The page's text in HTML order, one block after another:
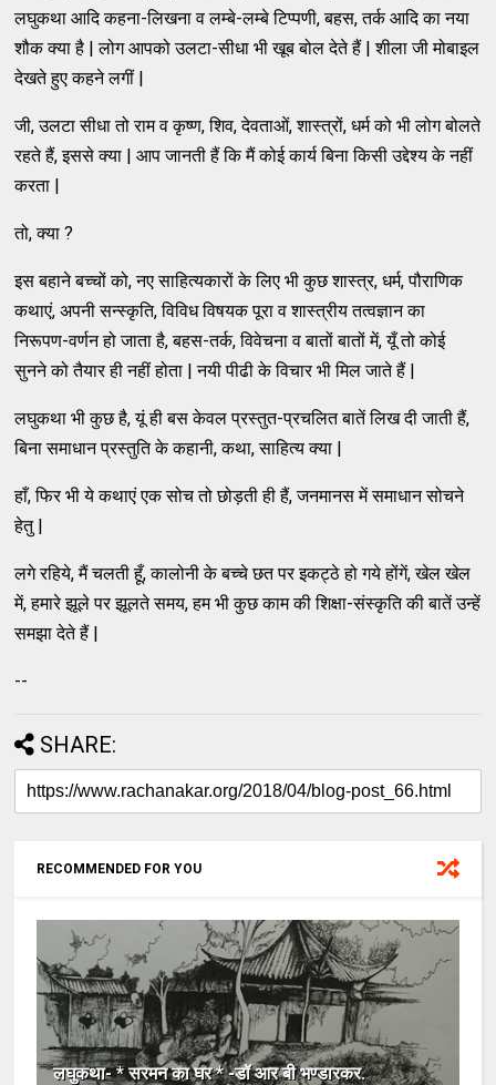
लघुकथा आदि कहना-लिखना व लम्बे-लम्बे टिप्पणी, बहस, तर्क आदि का नया
शौक क्या है | लोग आपको उलटा-सीधा भी खूब बोल देते हैं | शीला जी मोबाइल
देखते हुए कहने लगीं |
जी, उलटा सीधा तो राम व कृष्ण, शिव, देवताओं, शास्त्रों, धर्म को भी लोग बोलते
रहते हैं, इससे क्या | आप जानती हैं कि मैं कोई कार्य बिना किसी उद्देश्य के नहीं
करता |
तो, क्या ?
इस बहाने बच्चों को, नए साहित्यकारों के लिए भी कुछ शास्त्र, धर्म, पौराणिक
कथाएं, अपनी सन्स्कृति, विविध विषयक पूरा व शास्त्रीय तत्वज्ञान का
निरूपण-वर्णन हो जाता है, बहस-तर्क, विवेचना व बातों बातों में, यूँ तो कोई
सुनने को तैयार ही नहीं होता | नयी पीढी के विचार भी मिल जाते हैं |
लघुकथा भी कुछ है, यूं ही बस केवल प्रस्तुत-प्रचलित बातें लिख दी जाती हैं,
बिना समाधान प्रस्तुति के कहानी, कथा, साहित्य क्या |
हाँ, फिर भी ये कथाएं एक सोच तो छोड़ती ही हैं, जनमानस में समाधान सोचने
हेतु |
लगे रहिये, मैं चलती हूँ, कालोनी के बच्चे छत पर इकट्ठे हो गये होंगें, खेल खेल
में, हमारे झूले पर झूलते समय, हम भी कुछ काम की शिक्षा-संस्कृति की बातें उन्हें
समझा देते हैं |
--
SHARE:
RECOMMENDED FOR YOU
लघुकथा- * सरमन का घर * -डॉ आर बी भण्डारकर.